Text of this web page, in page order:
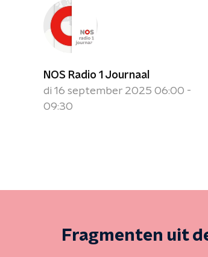
NOS Radio 1 Journaal
di 16 september 2025 06:00 -
09:30
Fragmenten uit